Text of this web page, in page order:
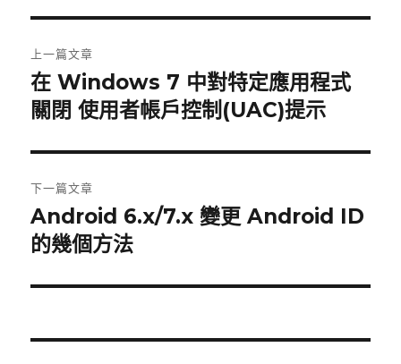
章
導
覽
上一篇文章
上
一
文
章:
在 Windows 7 中對特定應用程式
關閉 使用者帳戶控制(UAC)提示
下一篇文章
下
一
文
Android 6.x/7.x 變更 Android ID
的幾個方法